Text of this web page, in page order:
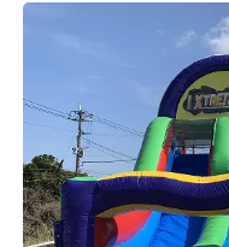
お問い合わせ